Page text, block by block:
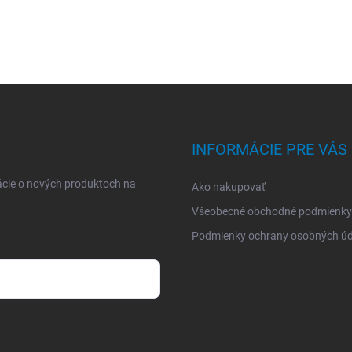
o nových produktoch na
INFORMÁCIE PRE VÁS
Ako nakupovať
Všeobecné obchodné podmienky
Podmienky ochrany osobných